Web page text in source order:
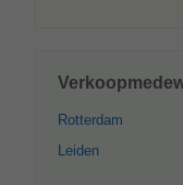
Rotterdam
Leiden